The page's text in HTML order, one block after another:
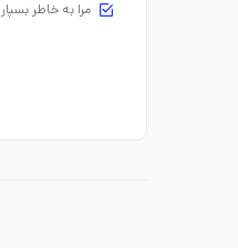
مرا به خاطر بسپار